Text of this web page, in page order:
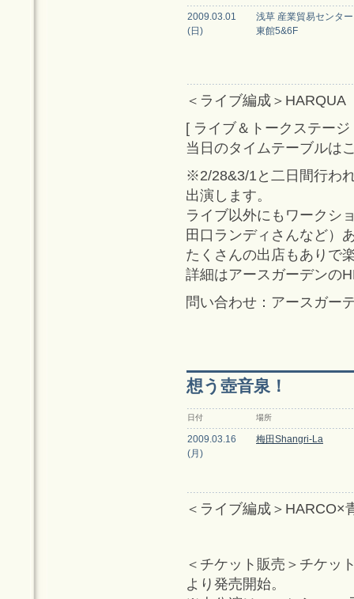
2009.03.01
(日)
浅草 産業貿易センタ
東館5&6F
＜ライブ編成＞
[ ライブ＆トークステー
当日のタイムテーブルは
※2/28&3/1と二日間行わ
出演します。
ライブ以外にもワークシ
田口ランディさんなど）
たくさんの出店もありで
詳細はアースガーデンの
問い合わせ：アースガ
想う壺音泉！
日付 場所
2009.03.16
(月)
梅田Shangri-La
＜ライブ編成＞HARCO×
＜チケット販売＞チケッ
より発売開始。